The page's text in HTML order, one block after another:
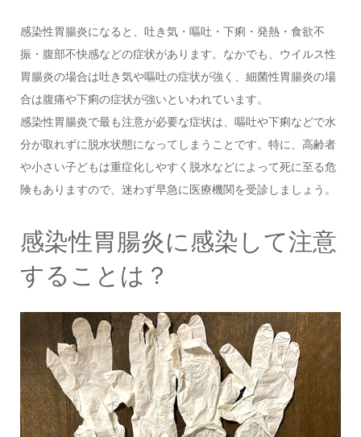
感染性胃腸炎になると、吐き気・嘔吐・下痢・発熱・食欲不
振・腹部不快感などの症状があります。なかでも、ウイルス性
胃腸炎の場合は吐き気や嘔吐の症状が強く、細菌性胃腸炎の場
合は腹痛や下痢の症状が強いといわれています。
感染性胃腸炎で最も注意が必要な症状は、嘔吐や下痢などで水
分が取れずに脱水状態になってしまうことです。特に、高齢者
や小さい子どもは重症化しやすく脱水などによって死に至る危
険もありますので、迷わず早急に医療機関を受診しましょう。
感染性胃腸炎に感染して注意
することは？